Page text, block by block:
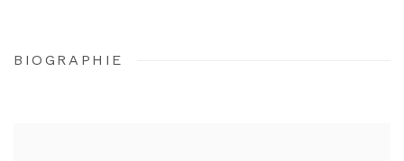
BIOGRAPHIE